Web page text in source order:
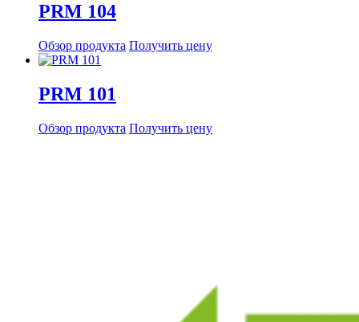
PRM 104
Обзор продукта Получить цену
PRM 101
Обзор продукта Получить цену